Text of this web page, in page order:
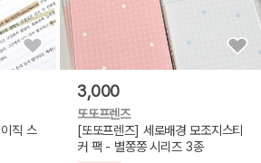
직 스
3,000
또또프렌즈
[또또프렌즈] 세로배경 모조지스티
커 팩 - 별쫑쫑 시리즈 3종